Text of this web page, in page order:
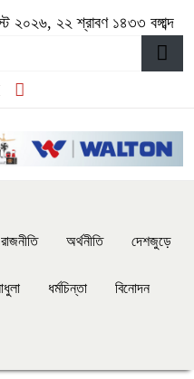
২০২৬, ২২ শ্রাবণ ১৪৩৩ বঙ্গাব্দ
রাজনীতি অর্থনীতি দেশজুড়ে
ধর্মচিন্তা বিনোদন